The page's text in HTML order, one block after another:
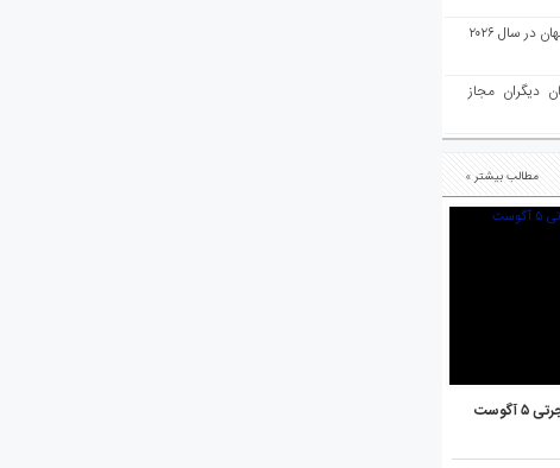
ملبورن به عنوان بهترین شهر جهان در سال ۲۰۲۶
دیگران مجاز
مطالب بیشتر »